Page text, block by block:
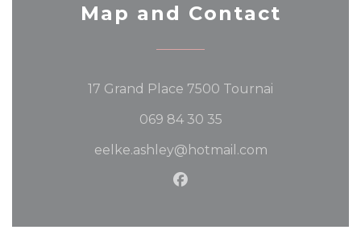
Map and Contact
17 Grand Place 7500 Tournai
069 84 30 35
eelke.ashley@hotmail.com
Facebook ((opens in a